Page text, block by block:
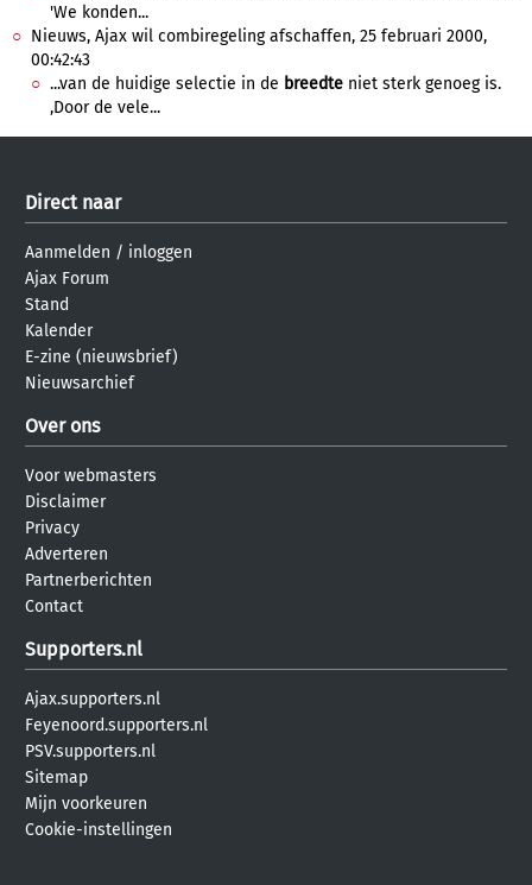
'We konden...
Nieuws, Ajax wil combiregeling afschaffen, 25 februari 2000,
00:42:43
...van de huidige selectie in de breedte niet sterk genoeg is.
,Door de vele...
Direct naar
Aanmelden / inloggen
Ajax Forum
Stand
Kalender
E-zine (nieuwsbrief)
Nieuwsarchief
Over ons
Voor webmasters
Disclaimer
Privacy
Adverteren
Partnerberichten
Contact
Supporters.nl
Ajax.supporters.nl
Feyenoord.supporters.nl
PSV.supporters.nl
Sitemap
Mijn voorkeuren
Cookie-instellingen